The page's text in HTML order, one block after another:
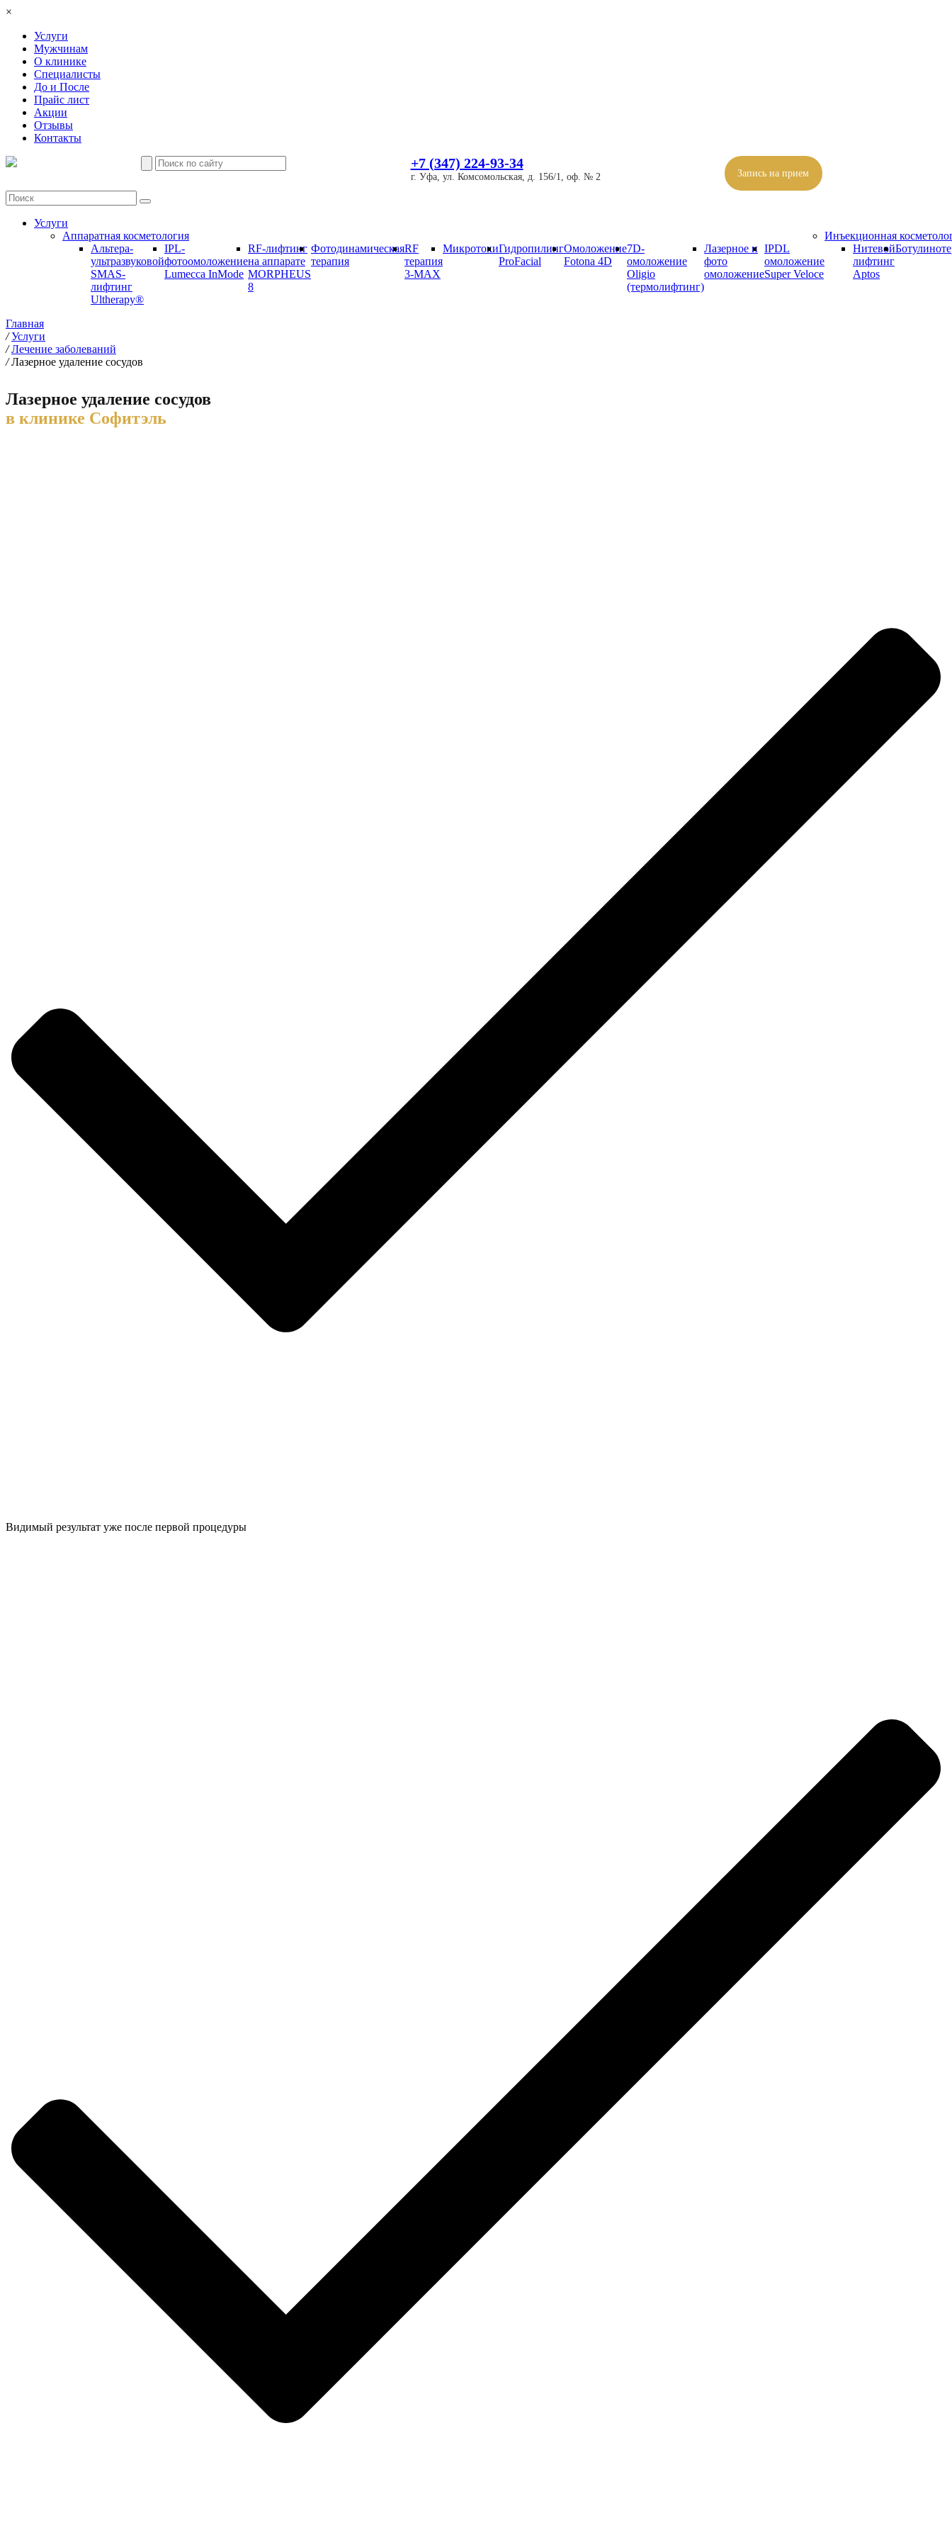
×
Услуги
Мужчинам
О клинике
Специалисты
До и После
Прайс лист
Акции
Отзывы
Контакты
+7 (347) 224-93-34
г. Уфа, ул. Комсомольская, д. 156/1, оф. № 2 Запись на прием
Услуги
Аппаратная косметология
Альтера-
ультразвуковой
SMAS-
лифтинг
Ultherapy®
IPL-
фотоомоложение
Lumecca InMode
RF-лифтинг
на аппарате
MORPHEUS
8
Фотодинамическая
терапия
RF
терапия
3-MAX
МикротокиГидропилинг
ProFacial
Омоложение
Fotona 4D
7D-
омоложение
Oligio
(термолифтинг)
Лазерное и
фото
омоложение
IPDL
омоложение
Super Veloce
Инъекционная
Нитевой
лифтинг
Aptos
Главная
/ Услуги
/ Лечение заболеваний
/ Лазерное удаление сосудов
Лазерное удаление сосудов
в клинике Софитэль
Видимый результат уже после первой процедуры